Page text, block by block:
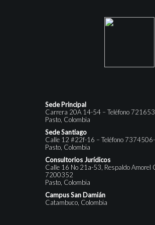
Sede Principal
Carrera 20A 14-54 – Teléfono
Pasto, Colombia
Sede Santiago
Calle 12 #22f-16 – Teléfono
Pasto, Colombia
Consultorios Jurídicos
Calle 16 No 21a-53, Respaldo Amorel
7200352
Pasto, Colombia
Campus San Damián
Catambuco, Colombia